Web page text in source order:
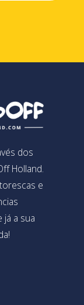
dos
Holland.
e
já a sua